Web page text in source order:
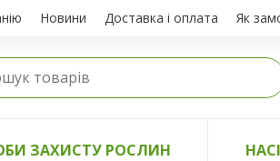
Новини Доставка і оплата Як
ЗАХИСТУ РОСЛИН